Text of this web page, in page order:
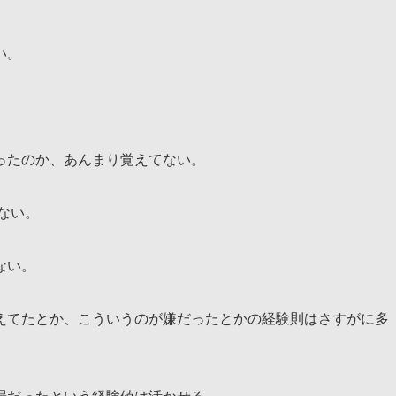
のか、あんまり覚えてない。
い。
。
たとか、こういうのが嫌だったとかの経験則はさすがに多